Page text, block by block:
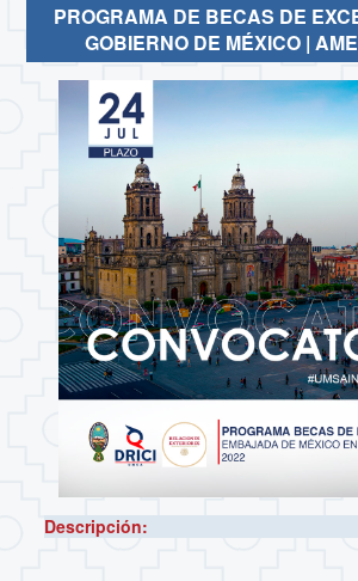
PROGRAMA DE BECAS DE
GOBIERNO DE MÉXICO |
Descripción: